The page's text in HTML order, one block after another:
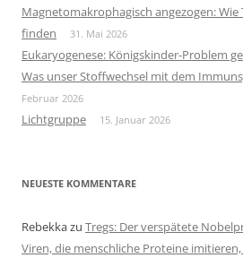
Magnetomakrophagisch angezogen: Wie
finden
31. Mai 2026
Eukaryogenese: Königskinder-Problem
Was unser Stoffwechsel mit dem
Februar 2026
Lichtgruppe 15. Januar 2026
NEUESTE KOMMENTARE
Rebekkazu Tregs: Der verspätete
Viren, die menschliche Proteine